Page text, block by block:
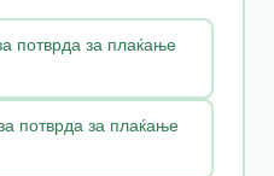
потврда за плаќање
потврда за плаќање